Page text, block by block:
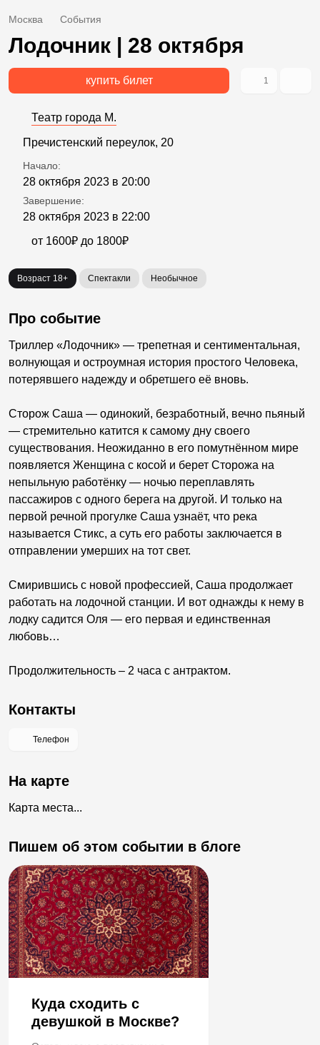
Москва События
Лодочник | 28 октября
купить билет 1
Театр города М.
Пречистенский переулок, 20
Начало:
28 октября 2023 в 20:00
Завершение:
28 октября 2023 в 22:00
от 1600₽ до 1800₽
Возраст 18+ Спектакли Необычное
Про событие
Триллер «Лодочник» — трепетная и сентиментальная,
волнующая и остроумная история простого Человека,
потерявшего надежду и обретшего её вновь.
Сторож Саша — одинокий, безработный, вечно пьяный
— стремительно катится к самому дну своего
существования. Неожиданно в его помутнённом мире
появляется Женщина с косой и берет Сторожа на
непыльную работёнку — ночью переплавлять
пассажиров с одного берега на другой. И только на
первой речной прогулке Саша узнаёт, что река
называется Стикс, а суть его работы заключается в
отправлении умерших на тот свет.
Смирившись с новой профессией, Саша продолжает
работать на лодочной станции. И вот однажды к нему в
лодку садится Оля — его первая и единственная
любовь…
Продолжительность – 2 часа с антрактом.
Контакты
Телефон
На карте
Карта места...
Пишем об этом событии в блоге
Куда сходить с
девушкой в Москве?